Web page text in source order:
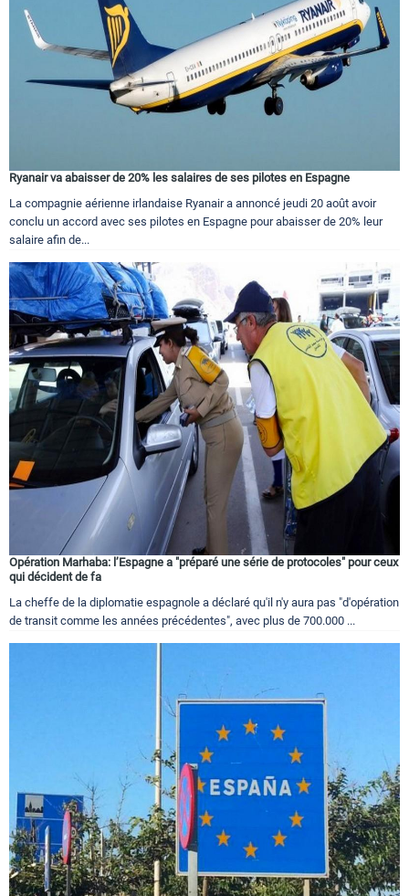
Ryanair va abaisser de 20% les salaires de ses pilotes en Espagne
La compagnie aérienne irlandaise Ryanair a annoncé jeudi 20 août avoir
conclu un accord avec ses pilotes en Espagne pour abaisser de 20% leur
salaire afin de...
Opération Marhaba: l’Espagne a "préparé une série de protocoles" pour ceux
qui décident de fa
La cheffe de la diplomatie espagnole a déclaré qu'il n'y aura pas "d'opération
de transit comme les années précédentes", avec plus de 700.000 ...